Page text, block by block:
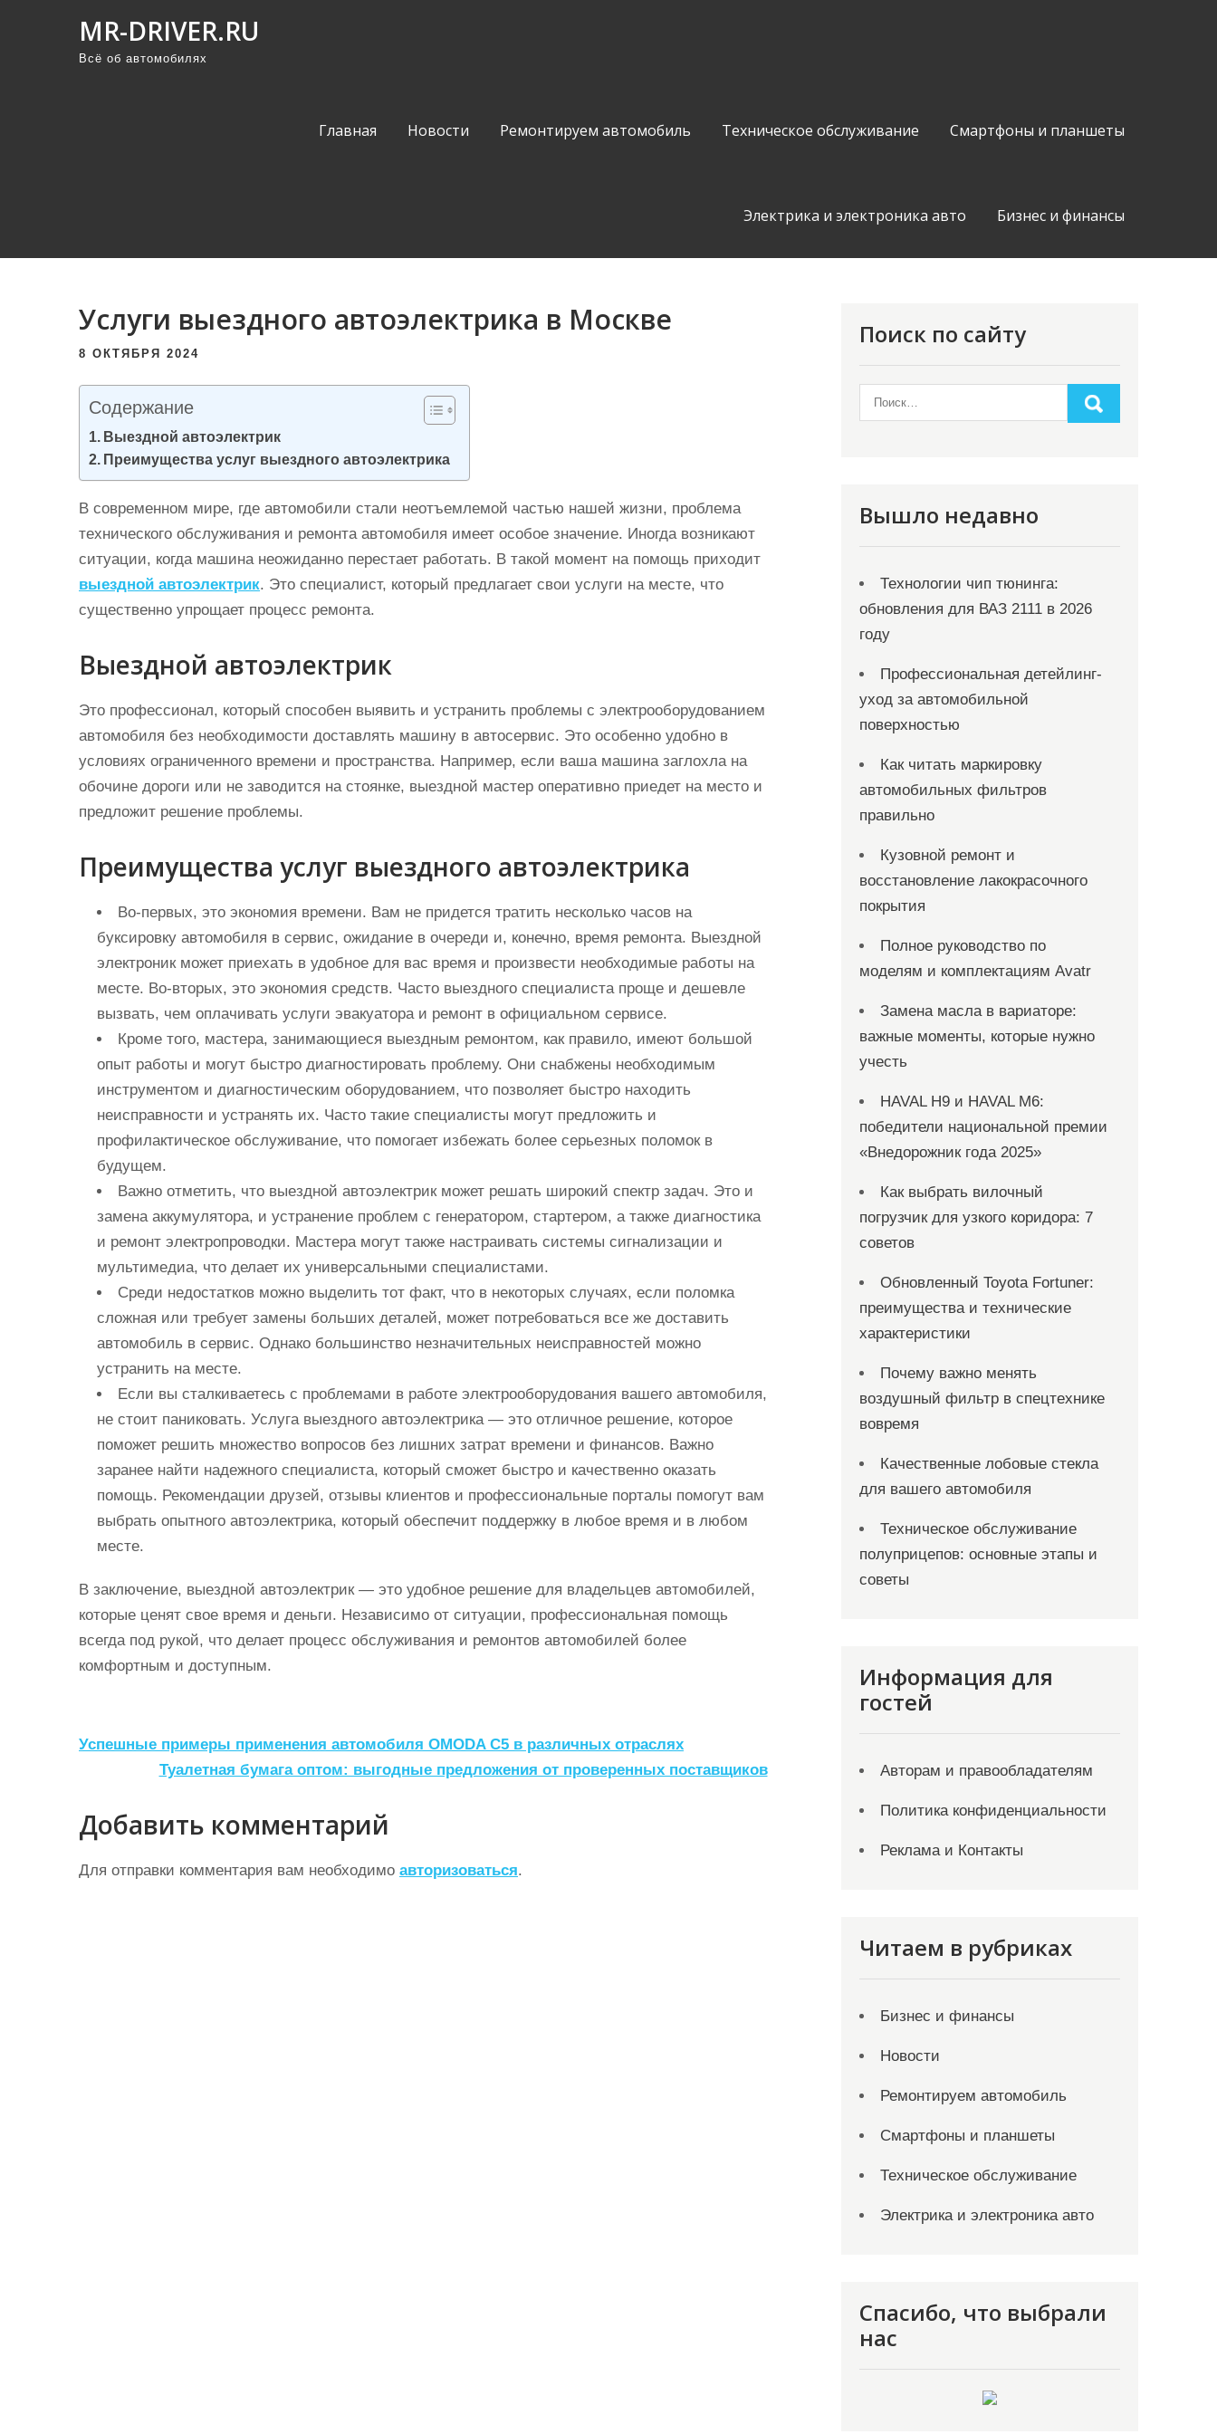
MR-DRIVER.RU
Всё об автомобилях
Главная Новости Ремонтируем автомобиль Техническое обслуживание Смартфоны и планшеты
Электрика и электроника авто Бизнес и финансы
Услуги выездного автоэлектрика в Москве
8 ОКТЯБРЯ 2024
Содержание
Выездной автоэлектрик
Преимущества услуг выездного автоэлектрика
В современном мире, где автомобили стали неотъемлемой частью нашей жизни, проблема
технического обслуживания и ремонта автомобиля имеет особое значение. Иногда возникают
ситуации, когда машина неожиданно перестает работать. В такой момент на помощь приходит
выездной автоэлектрик. Это специалист, который предлагает свои услуги на месте, что
существенно упрощает процесс ремонта.
Выездной автоэлектрик
Это профессионал, который способен выявить и устранить проблемы с электрооборудованием
автомобиля без необходимости доставлять машину в автосервис. Это особенно удобно в
условиях ограниченного времени и пространства. Например, если ваша машина заглохла на
обочине дороги или не заводится на стоянке, выездной мастер оперативно приедет на место и
предложит решение проблемы.
Преимущества услуг выездного автоэлектрика
Во-первых, это экономия времени. Вам не придется тратить несколько часов на
буксировку автомобиля в сервис, ожидание в очереди и, конечно, время ремонта. Выездной
электроник может приехать в удобное для вас время и произвести необходимые работы на
месте. Во-вторых, это экономия средств. Часто выездного специалиста проще и дешевле
вызвать, чем оплачивать услуги эвакуатора и ремонт в официальном сервисе.
Кроме того, мастера, занимающиеся выездным ремонтом, как правило, имеют большой
опыт работы и могут быстро диагностировать проблему. Они снабжены необходимым
инструментом и диагностическим оборудованием, что позволяет быстро находить
неисправности и устранять их. Часто такие специалисты могут предложить и
профилактическое обслуживание, что помогает избежать более серьезных поломок в
будущем.
Важно отметить, что выездной автоэлектрик может решать широкий спектр задач. Это и
замена аккумулятора, и устранение проблем с генератором, стартером, а также диагностика
и ремонт электропроводки. Мастера могут также настраивать системы сигнализации и
мультимедиа, что делает их универсальными специалистами.
Среди недостатков можно выделить тот факт, что в некоторых случаях, если поломка
сложная или требует замены больших деталей, может потребоваться все же доставить
автомобиль в сервис. Однако большинство незначительных неисправностей можно
устранить на месте.
Если вы сталкиваетесь с проблемами в работе электрооборудования вашего автомобиля,
не стоит паниковать. Услуга выездного автоэлектрика — это отличное решение, которое
поможет решить множество вопросов без лишних затрат времени и финансов. Важно
заранее найти надежного специалиста, который сможет быстро и качественно оказать
помощь. Рекомендации друзей, отзывы клиентов и профессиональные порталы помогут вам
выбрать опытного автоэлектрика, который обеспечит поддержку в любое время и в любом
месте.
В заключение, выездной автоэлектрик — это удобное решение для владельцев автомобилей,
которые ценят свое время и деньги. Независимо от ситуации, профессиональная помощь
всегда под рукой, что делает процесс обслуживания и ремонтов автомобилей более
комфортным и доступным.
Н
в
и
г
Успешные примеры применения автомобиля OMODA C5 в различных отраслях
Туалетная бумага оптом: выгодные предложения от проверенных поставщиков
Добавить комментарий
Для отправки комментария вам необходимо авторизоваться.
Поиск по сайту
Вышло недавно
Технологии чип тюнинга:
обновления для ВАЗ 2111 в 2026
году
Профессиональная детейлинг-
уход за автомобильной
поверхностью
Как читать маркировку
автомобильных фильтров
правильно
Кузовной ремонт и
восстановление лакокрасочного
покрытия
Полное руководство по
моделям и комплектациям Avatr
Замена масла в вариаторе:
важные моменты, которые нужно
учесть
HAVAL H9 и HAVAL M6:
победители национальной премии
«Внедорожник года 2025»
Как выбрать вилочный
погрузчик для узкого коридора: 7
советов
Обновленный Toyota Fortuner:
преимущества и технические
характеристики
Почему важно менять
воздушный фильтр в спецтехнике
вовремя
Качественные лобовые стекла
для вашего автомобиля
Техническое обслуживание
полуприцепов: основные этапы и
советы
Информация для
гостей
Авторам и правообладателям
Политика конфиденциальности
Реклама и Контакты
Читаем в рубриках
Бизнес и финансы
Новости
Ремонтируем автомобиль
Смартфоны и планшеты
Техническое обслуживание
Электрика и электроника авто
Спасибо, что выбрали
нас